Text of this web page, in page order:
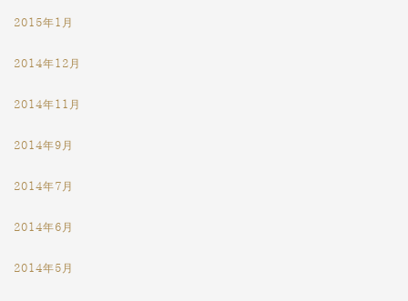
2015年1月
2014年12月
2014年11月
2014年9月
2014年7月
2014年6月
2014年5月